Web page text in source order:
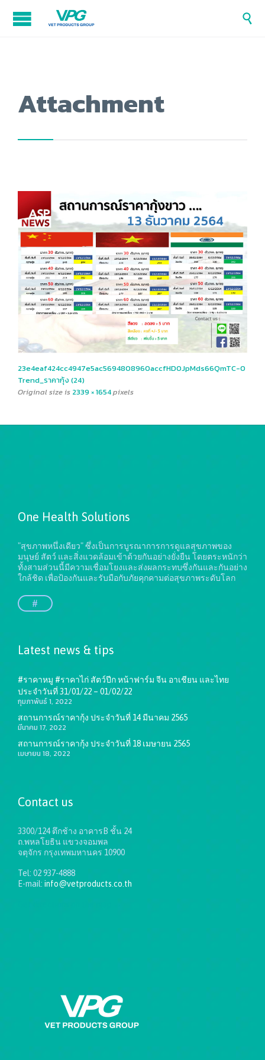

Attachment
23e4eaf424cc4947e5ac5694808960accfHD0JpMds66QmTC-0
Trend_ราคากุ้ง (24)
Original size is 2339 × 1654pixels
One Health Solutions
"สุขภาพหนึ่งเดียว" ซึ่งเป็นการบูรณาการการดูแลสุขภาพของ
มนุษย์ สัตว์ และสิ่งแวดล้อมเข้าด้วยกันอย่างยั่งยืนโดยตระหนักว่า
ทั้งสามส่วนนี้มีความเชื่อมโยงและส่งผลกระทบซึ่งกันและกันอย่าง
ใกล้ชิด เพื่อป้องกันและรับมือกับภัยคุกคามต่อสุขภาพระดับโลก
#
Latest news & tips
#ราคาหมู #ราคาไก่ สัตว์ปีก หน้าฟาร์ม จีน อาเชียน และไทย
ประจำวันที่ 31/01/22 – 01/02/22
กุมภาพันธ์ 1, 2022
สถานการณ์ราคากุ้ง ประจำวันที่ 14 มีนาคม 2565
มีนาคม 17, 2022
สถานการณ์ราคากุ้ง ประจำวันที่ 18 เมษายน 2565
เมษายน 18, 2022
Contact us
3300/124 ตึกช้าง อาคารB ชั้น 24
ถ.พหลโยธิน แขวงจอมพล
จตุจักร กรุงเทพมหานคร 10900
Tel: 02 937-4888
E-mail: info@vetproducts.co.th